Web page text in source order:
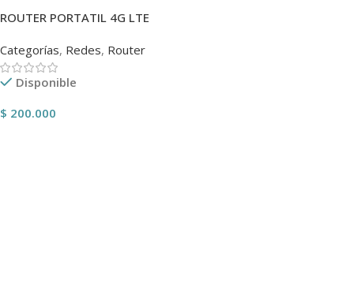
ROUTER PORTATIL 4G LTE
Categorías, Redes, Router
Disponible
$ 200.000